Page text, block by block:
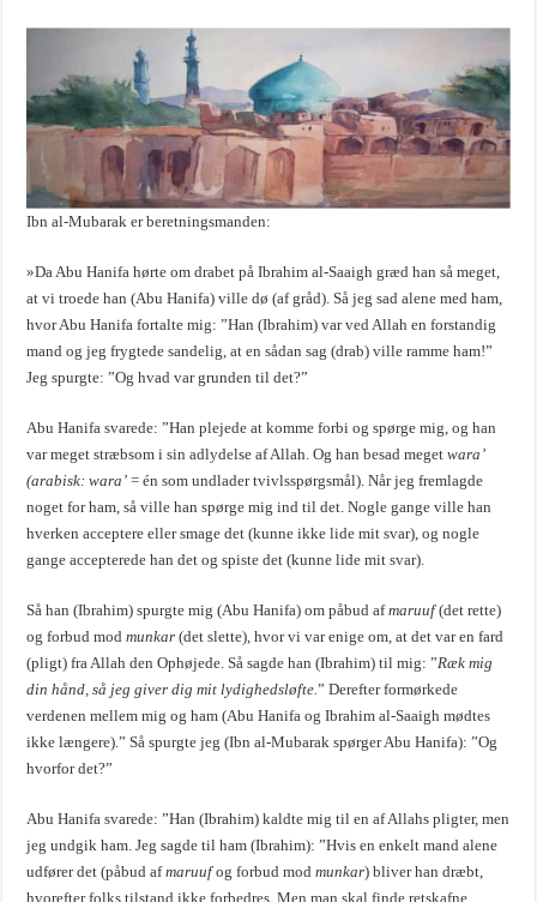
Ibn al-Mubarak er beretningsmanden:
»Da Abu Hanifa hørte om drabet på Ibrahim al-Saaigh græd han så meget,
at vi troede han (Abu Hanifa) ville dø (af gråd). Så jeg sad alene med ham,
hvor Abu Hanifa fortalte mig: ”Han (Ibrahim) var ved Allah en forstandig
mand og jeg frygtede sandelig, at en sådan sag (drab) ville ramme ham!”
Jeg spurgte: ”Og hvad var grunden til det?”
Abu Hanifa svarede: ”Han plejede at komme forbi og spørge mig, og han
var meget stræbsom i sin adlydelse af Allah. Og han besad megetwara’
(arabisk: wara’ = én som undlader tvivlsspørgsmål). Når jeg fremlagde
noget for ham, så ville han spørge mig ind til det. Nogle gange ville han
hverken acceptere eller smage det (kunne ikke lide mit svar), og nogle
gange accepterede han det og spiste det (kunne lide mit svar).
Så han (Ibrahim) spurgte mig (Abu Hanifa) om påbud afmaruuf(det rette)
og forbud modmunkar (det slette), hvor vi var enige om, at det var en fard
(pligt) fra Allah den Ophøjede. Så sagde han (Ibrahim) til mig: ”Ræk mig
din hånd, så jeg giver dig mit lydighedsløfte.” Derefter formørkede
verdenen mellem mig og ham (Abu Hanifa og Ibrahim al-Saaigh mødtes
ikke længere).” Så spurgte jeg (Ibn al-Mubarak spørger Abu Hanifa): ”Og
hvorfor det?”
Abu Hanifa svarede: ”Han (Ibrahim) kaldte mig til en af Allahs pligter, men
jeg undgik ham. Jeg sagde til ham (Ibrahim): ”Hvis en enkelt mand alene
udfører det (påbud afmaruufog forbud modmunkar) bliver han dræbt,
hvorefter folks tilstand ikke forbedres. Men man skal finde retskafne